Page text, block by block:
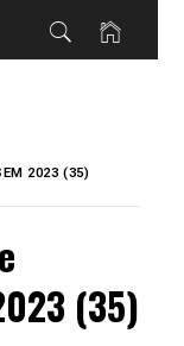
2023 (35)
(35)